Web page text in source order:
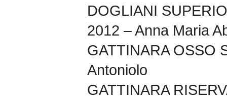
DOGLIANI
2012 – Anna Maria
GATTINARA OSSO
Antoniolo
GATTINARA